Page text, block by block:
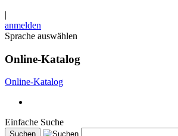
|
anmelden
Sprache auswählen
Online-Katalog
Online-Katalog
Einfache Suche